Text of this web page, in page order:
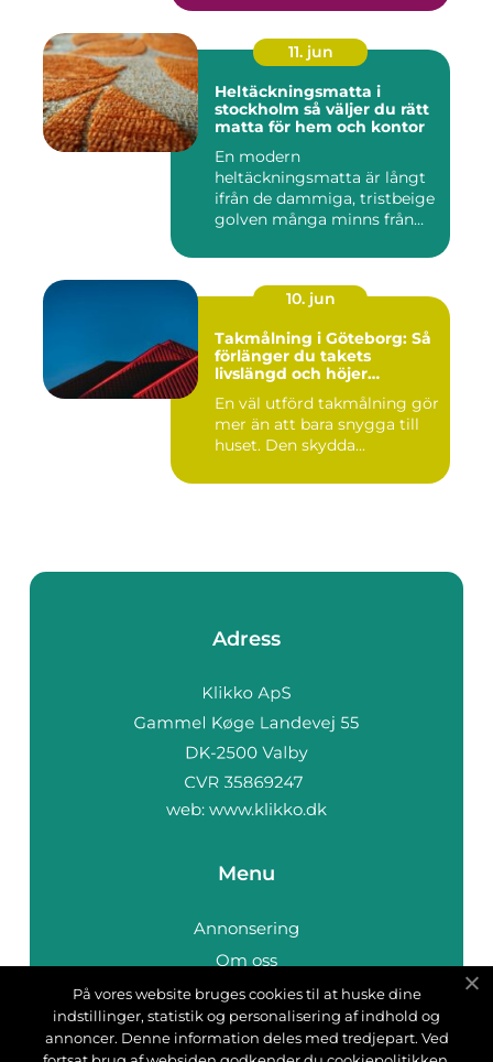
11. jun
Heltäckningsmatta i
stockholm så väljer du rätt
matta för hem och kontor
En modern
heltäckningsmatta är långt
ifrån de dammiga, tristbeige
golven många minns från
10. jun
Takmålning i Göteborg: Så
förlänger du takets
livslängd och höjer
En väl utförd takmålning gör
mer än att bara snygga till
huset. Den skydda...
Adress
web: www.klikko.dk
Menu
Annonsering
Om oss
Cookies
Kontakta oss
Sitemap
På vores website bruges cookies til at huske dine
indstillinger, statistik og personalisering af indhold og
annoncer. Denne information deles med tredjepart. Ved